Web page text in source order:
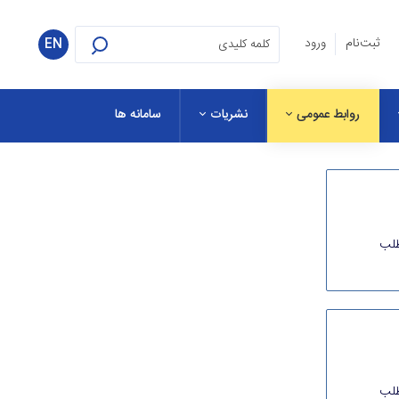
ثبت‌نام ورود EN
روابط عمومی نشریات سامانه ها